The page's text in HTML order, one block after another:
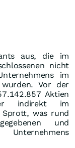
aus, die im
nicht
im
Vor der
Aktien
indirekt im
was rund
und